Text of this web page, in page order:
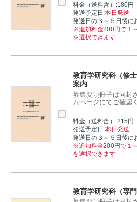
料金（送料含）:180円
発送予定日:本日発送
発送日の３～５日後に
※追加料金200円で１
を選択できます
教育学研究科（修
案内
募集要項冊子は同封
ムページにてご確認
料金（送料含）:215円
発送予定日:本日発送
発送日の３～５日後に
※追加料金200円で１
を選択できます
教育学研究科（専